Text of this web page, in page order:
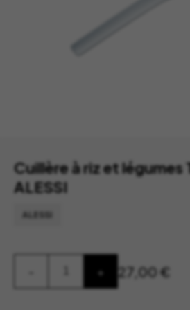
Cuillère à riz et
ALESSI
ALESSI
quantité
+ 27,00 €